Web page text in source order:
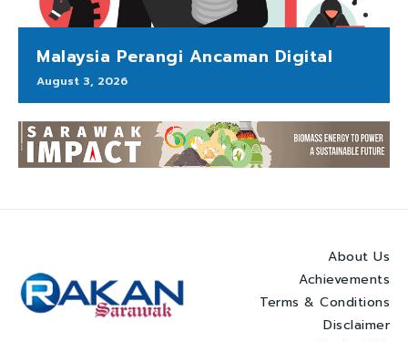
Malaysia Perangi Ancaman Digital
August 3, 2026
About Us
Achievements
Terms & Conditions
Disclaimer